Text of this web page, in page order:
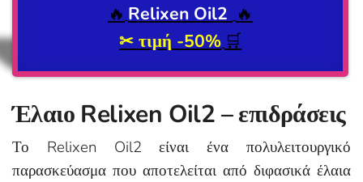
🔥 Relixen Oil2 🔥
✂ τιμή -50% 🛒
Έλαιο Relixen Oil2 – επιδράσεις
Το Relixen Oil2 είναι ένα πολυλειτουργικό
παρασκεύασμα που αποτελείται από διφασικά έλαια